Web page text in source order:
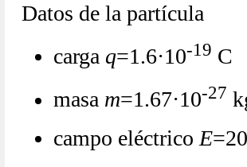
Datos de la partícula
carga q=1.6·10-19 C
masa m=1.67·10-27
campo eléctrico E